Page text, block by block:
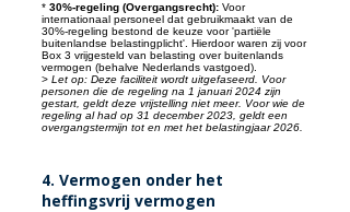
* 30%-regeling (Overgangsrecht): Voor
internationaal personeel dat gebruikmaakt van de
30%-regeling bestond de keuze voor 'partiële
buitenlandse belastingplicht'. Hierdoor waren zij voor
Box 3 vrijgesteld van belasting over buitenlands
vermogen (behalve Nederlands vastgoed).
> Let op: Deze faciliteit wordt uitgefaseerd. Voor
personen die de regeling na 1 januari 2024 zijn
gestart, geldt deze vrijstelling niet meer. Voor wie de
regeling al had op 31 december 2023, geldt een
overgangstermijn tot en met het belastingjaar 2026.
4. Vermogen onder het
heffingsvrij vermogen